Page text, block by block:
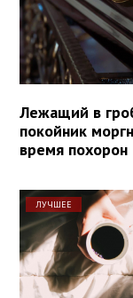
Лежащий в
покойник
время похорон
ЛУЧШЕЕ